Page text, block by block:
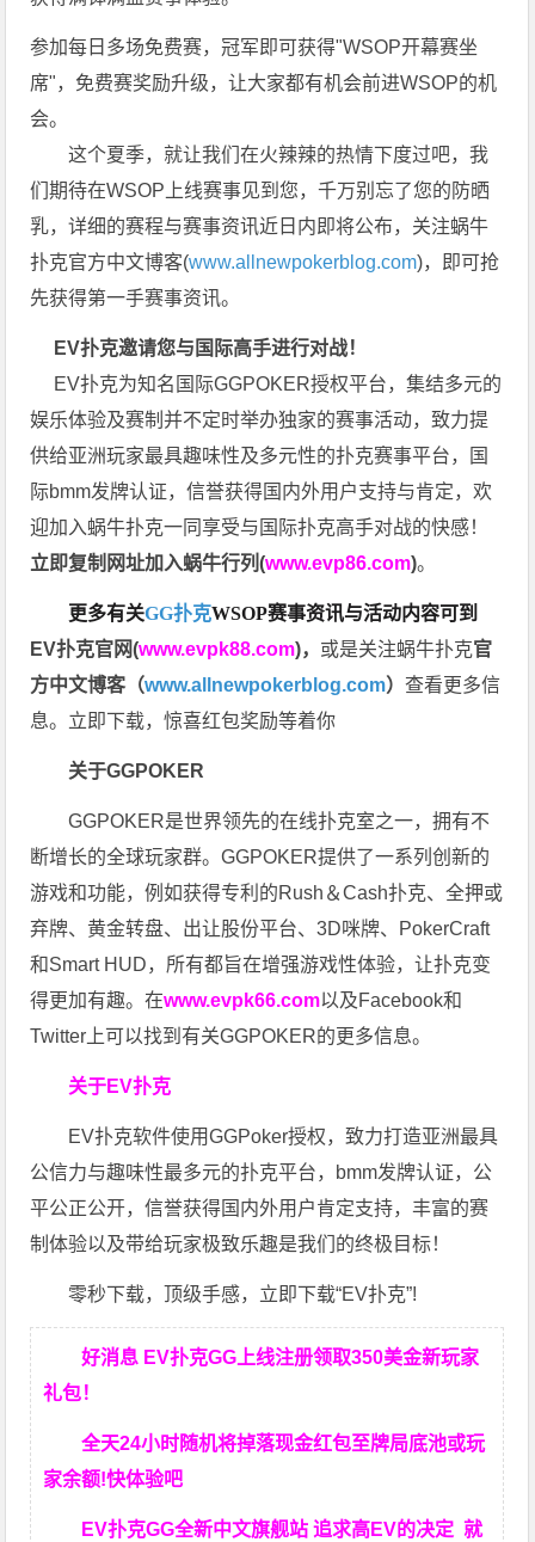
参加每日多场免费赛，冠军即可获得"WSOP开幕赛坐
席"，免费赛奖励升级，让大家都有机会前进WSOP的机
会。
这个夏季，就让我们在火辣辣的热情下度过吧，我
们期待在WSOP上线赛事见到您，千万别忘了您的防晒
乳，详细的赛程与赛事资讯近日内即将公布，关注蜗牛
扑克官方中文博客(www.allnewpokerblog.com)，即可抢
先获得第一手赛事资讯。
EV扑克邀请您与国际高手进行对战！
EV扑克为知名国际GGPOKER授权平台，集结多元的
娱乐体验及赛制并不定时举办独家的赛事活动，致力提
供给亚洲玩家最具趣味性及多元性的扑克赛事平台，国
际bmm发牌认证，信誉获得国内外用户支持与肯定，欢
迎加入蜗牛扑克一同享受与国际扑克高手对战的快感！
立即复制网址加入蜗牛行列(www.evp86.com)。
更多有关GG扑克WSOP赛事资讯与活动内容可到
EV扑克官网(www.evpk88.com)， 或是关注蜗牛扑克官
方中文博客（www.allnewpokerblog.com）查看更多信
息。立即下载，惊喜红包奖励等着你
关于GGPOKER
GGPOKER是世界领先的在线扑克室之一，拥有不
断增长的全球玩家群。GGPOKER提供了一系列创新的
游戏和功能，例如获得专利的Rush＆Cash扑克、全押或
弃牌、黄金转盘、出让股份平台、3D咪牌、PokerCraft
和Smart HUD，所有都旨在增强游戏性体验，让扑克变
得更加有趣。在www.evpk66.com以及Facebook和
Twitter上可以找到有关GGPOKER的更多信息。
关于EV扑克
EV扑克软件使用GGPoker授权，致力打造亚洲最具
公信力与趣味性最多元的扑克平台，bmm发牌认证，公
平公正公开，信誉获得国内外用户肯定支持，丰富的赛
制体验以及带给玩家极致乐趣是我们的终极目标！
零秒下载，顶级手感，立即下载“EV扑克”!
好消息 EV扑克GG上线注册领取350美金新玩家
礼包！
全天24小时随机将掉落现金红包至牌局底池或玩
家余额!快体验吧
EV扑克GG全新中文旗舰站 追求高EV的决定就